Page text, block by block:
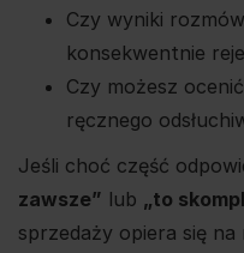
Czy wyniki
konsekwentnie
Czy możesz
ręcznego
Jeśli choć część
zawsze” lub „to
sprzedaży opiera się